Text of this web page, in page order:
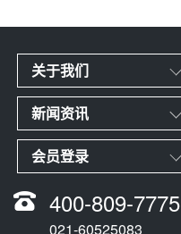
关于我们
新闻资讯
会员登录
400-809-7775
021-60525083